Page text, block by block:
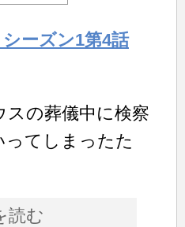
ーズン1第4話
の葬儀中に検察
てしまったた
読む